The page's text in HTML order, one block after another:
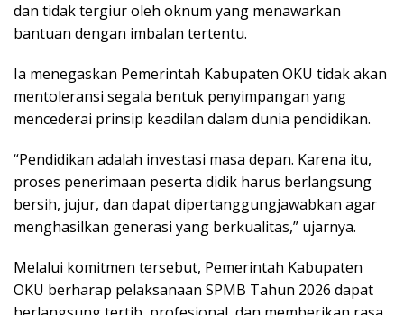
dan tidak tergiur oleh oknum yang menawarkan
bantuan dengan imbalan tertentu.
Ia menegaskan Pemerintah Kabupaten OKU tidak akan
mentoleransi segala bentuk penyimpangan yang
mencederai prinsip keadilan dalam dunia pendidikan.
“Pendidikan adalah investasi masa depan. Karena itu,
proses penerimaan peserta didik harus berlangsung
bersih, jujur, dan dapat dipertanggungjawabkan agar
menghasilkan generasi yang berkualitas,” ujarnya.
Melalui komitmen tersebut, Pemerintah Kabupaten
OKU berharap pelaksanaan SPMB Tahun 2026 dapat